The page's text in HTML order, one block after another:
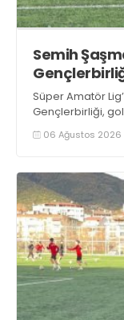
Semih
Süper Amatör
Gençlerbirliği,
06 Ağustos 2026